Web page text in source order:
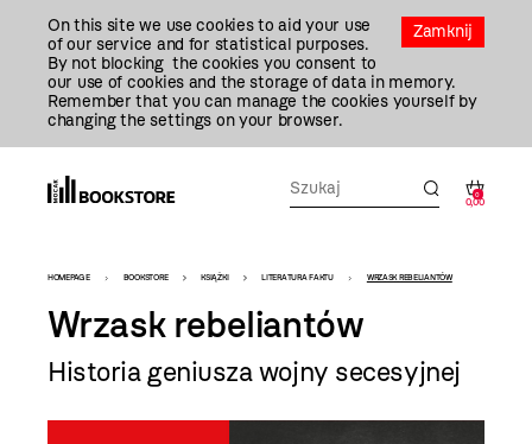
Zamknij
On this site we use cookies to aid your use
of our service and for statistical purposes.
By not blocking the cookies you consent to
our use of cookies and the storage of data in memory.
Remember that you can manage the cookies yourself by
changing the settings on your browser.
0
0,00
Bookstore
-
szablon
szczegóły
HOMEPAGE BOOKSTORE KSIĄŻKI LITERATURA FAKTU WRZASK REBELIANTÓW
Wrzask rebeliantów
Historia geniusza wojny secesyjnej